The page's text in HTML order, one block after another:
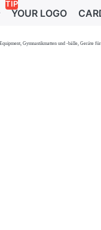
YOUR LOGO
TIP
Gymnastikmatten und -bälle, Geräte